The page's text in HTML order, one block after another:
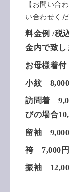
【お問い合
い合わせくだ
料金例 /税
金内で致し
お母様着付
小紋 8,000
訪問着
びの場合
留袖 9,000
袴 7,000円
振袖